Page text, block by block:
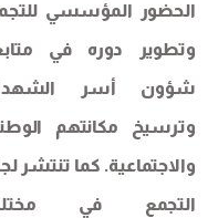
الحضور المؤسسي للتجمع،
وتطوير دوره في متابعة
شؤون أسر الشهداء،
وترسيخ مكانتهم الوطنية
والاجتماعية. كما تنتشر لجان
التجمع في مختلف